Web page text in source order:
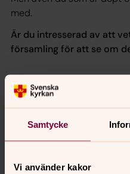
Samtycke
Vi använder kakor
med.
Är du intresserad av att
församling för att se om
Hitta din
Om du inte vet vilken